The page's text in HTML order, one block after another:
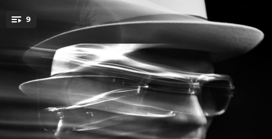
You're all set!
9
04:30
Nos Volveremos a Encontrar
05:11
No Me Compares
Ilusión Óptica
05:08